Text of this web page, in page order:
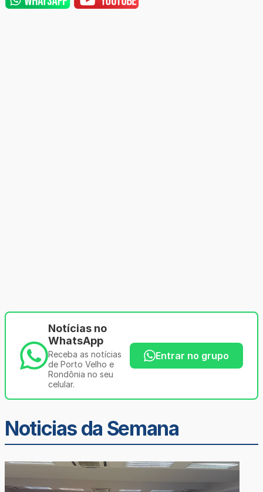
Notícias no
WhatsApp
Receba as notícias
de Porto Velho e
Rondônia no seu
celular.
Entrar no grupo
Noticias da Semana